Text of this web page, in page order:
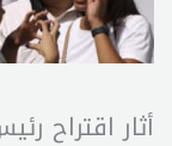
أثار اقتراح